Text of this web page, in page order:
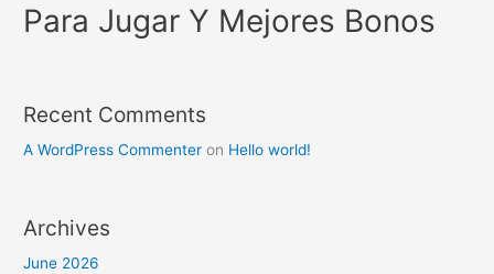
Para Jugar Y Mejores Bonos
Recent Comments
A WordPress Commenter on Hello world!
Archives
June 2026